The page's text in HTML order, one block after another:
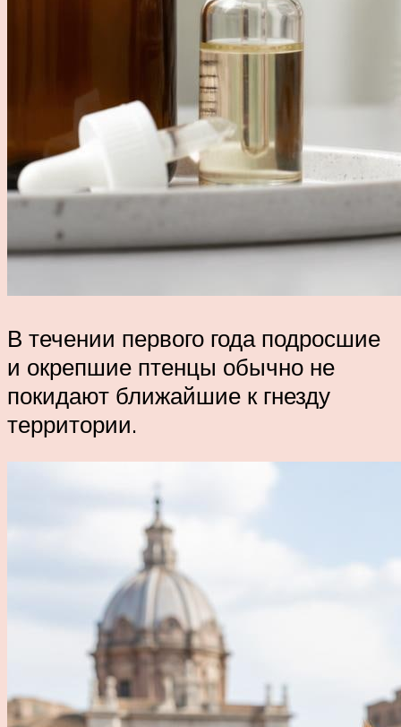
В течении первого года подросшие
и окрепшие птенцы обычно не
покидают ближайшие к гнезду
территории.